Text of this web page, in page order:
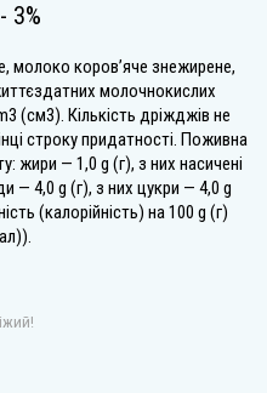
3%
молоко коров’яче знежирене,
молочнокислих
(см3). Кількість дріжджів не
строку придатності. Поживна
жири — 1,0 g (г), з них насичені
— 4,0 g (г), з них цукри — 4,0 g
(калорійність) на 100 g (г)